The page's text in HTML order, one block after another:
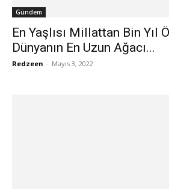
Gündem
En Yaşlısı Millattan Bin Yıl
Dünyanın En Uzun Ağacı...
Redzeen - Mayıs 3, 2022